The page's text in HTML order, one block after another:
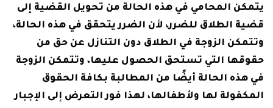
يتمكن المحامي في هذه الحالة من تحويل القضية إلى
قضية الطلاق للضرر، لأن الضرر يتحقق في هذه الحالة،
وتتمكن الزوجة في الطلاق دون التنازل عن حق من
حقوقها التي تستحق الحصول عليها، وتتمكن الزوجة
في هذه الحالة أيضًا من المطالبة بكافة الحقوق
المكفولة لها ولأطفالها، لهذا فور التعرض إلى الإجبار